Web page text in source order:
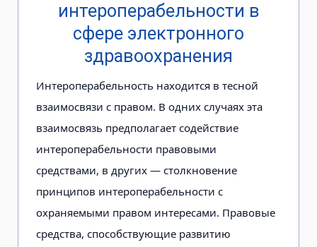
интероперабельности в
сфере электронного
здравоохранения
Интероперабельность находится в тесной
взаимосвязи с правом. В одних случаях эта
взаимосвязь предполагает содействие
интероперабельности правовыми
средствами, в других — столкновение
принципов интероперабельности с
охраняемыми правом интересами. Правовые
средства, способствующие развитию